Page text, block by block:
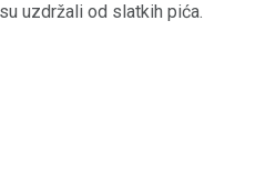
uzdržali od slatkih pića.